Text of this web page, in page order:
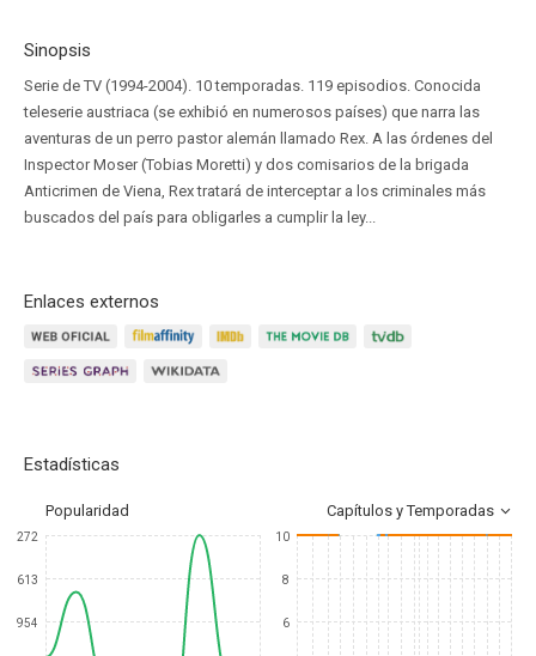
Sinopsis
Serie de TV (1994-2004). 10 temporadas. 119 episodios. Conocida
teleserie austriaca (se exhibió en numerosos países) que narra las
aventuras de un perro pastor alemán llamado Rex. A las órdenes del
Inspector Moser (Tobias Moretti) y dos comisarios de la brigada
Anticrimen de Viena, Rex tratará de interceptar a los criminales más
buscados del país para obligarles a cumplir la ley...
Enlaces externos
Estadísticas
Popularidad Capítulos y Temporadas
272
613
954
10
8
6